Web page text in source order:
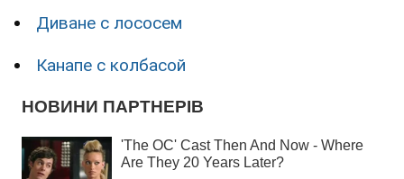
Диване с лососем
Канапе с колбасой